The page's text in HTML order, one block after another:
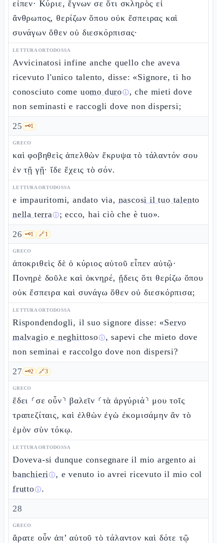
εἶπεν· Κύριε, ἔγνων σε ὅτι σκληρὸς εἶ
ἄνθρωπος, θερίζων ὅπου οὐκ ἔσπειρας καὶ
συνάγων ὅθεν οὐ διεσκόρπισας·
LETTURA ORTODOSSA
Avvicinatosi infine anche quello che aveva
ricevuto l'unico talento, disse: «Signore, ti ho
conosciuto come uomo duroⓘ, che mieti dove
non seminasti e raccogli dove non dispersi;
25 🗝️1
GRECO
καὶ φοβηθεὶς ἀπελθὼν ἔκρυψα τὸ τάλαντόν σου
ἐν τῇ γῇ· ἴδε ἔχεις τὸ σόν.
LETTURA ORTODOSSA
e impauritomi, andato via, nascosi il tuo talento
nella terraⓘ; ecco, hai ciò che è tuo».
26 🗝️1 🔗1
GRECO
ἀποκριθεὶς δὲ ὁ κύριος αὐτοῦ εἶπεν αὐτῷ·
Πονηρὲ δοῦλε καὶ ὀκνηρέ, ᾔδεις ὅτι θερίζω ὅπου
οὐκ ἔσπειρα καὶ συνάγω ὅθεν οὐ διεσκόρπισα;
LETTURA ORTODOSSA
Rispondendogli, il suo signore disse: «Servo
malvagio e neghittosoⓘ, sapevi che mieto dove
non seminai e raccolgo dove non dispersi?
27 🗝️2 🔗3
GRECO
ἔδει ⸂σε οὖν⸃ βαλεῖν ⸂τὰ ἀργύριά⸃ μου τοῖς
τραπεζίταις, καὶ ἐλθὼν ἐγὼ ἐκομισάμην ἂν τὸ
ἐμὸν σὺν τόκῳ.
LETTURA ORTODOSSA
Doveva-si dunque consegnare il mio argento ai
banchieriⓘ, e venuto io avrei ricevuto il mio col
fruttoⓘ.
28
GRECO
ἄρατε οὖν ἀπ’ αὐτοῦ τὸ τάλαντον καὶ δότε τῷ